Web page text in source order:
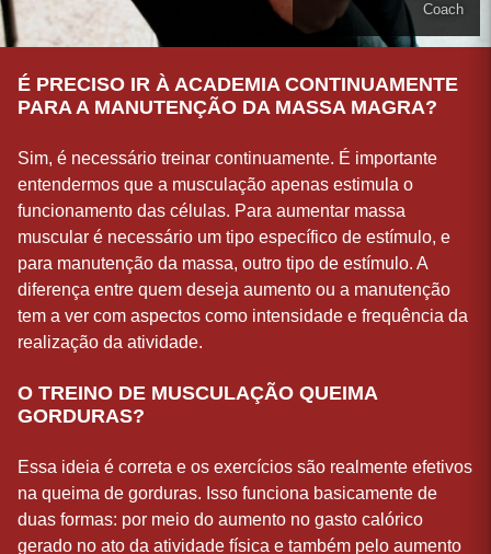
Coach
É PRECISO IR À ACADEMIA CONTINUAMENTE
PARA A MANUTENÇÃO DA MASSA MAGRA?
Sim, é necessário treinar continuamente. É importante
entendermos que a musculação apenas estimula o
funcionamento das células. Para aumentar massa
muscular é necessário um tipo específico de estímulo, e
para manutenção da massa, outro tipo de estímulo. A
diferença entre quem deseja aumento ou a manutenção
tem a ver com aspectos como intensidade e frequência da
realização da atividade.
O TREINO DE MUSCULAÇÃO QUEIMA
GORDURAS?
Essa ideia é correta e os exercícios são realmente efetivos
na queima de gorduras. Isso funciona basicamente de
duas formas: por meio do aumento no gasto calórico
gerado no ato da atividade física e também pelo aumento